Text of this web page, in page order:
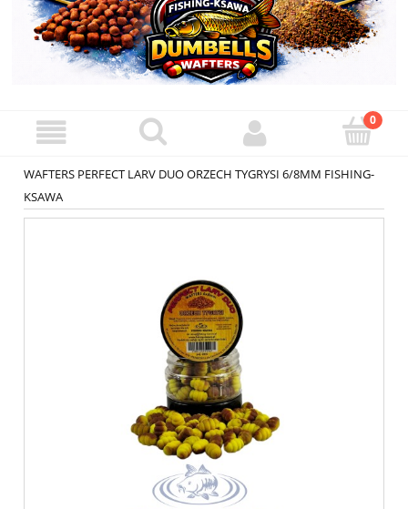
WAFTERS PERFECT LARV DUO ORZECH TYGRYSI 6/8MM FISHING-
KSAWA